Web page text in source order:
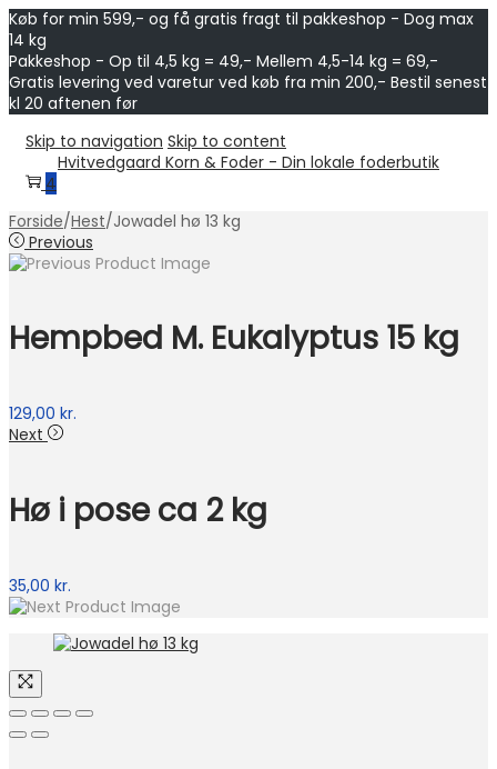
Køb for min 599,- og få gratis fragt til pakkeshop - Dog max
14 kg
Pakkeshop - Op til 4,5 kg = 49,- Mellem 4,5-14 kg = 69,-
Gratis levering ved varetur ved køb fra min 200,- Bestil senest
kl 20 aftenen før
Skip to navigation Skip to content
Hvitvedgaard Korn & Foder - Din lokale foderbutik
4
Forside/Hest/Jowadel hø 13 kg
Previous
Hempbed M. Eukalyptus 15 kg
129,00 kr.
Next
Hø i pose ca 2 kg
35,00 kr.